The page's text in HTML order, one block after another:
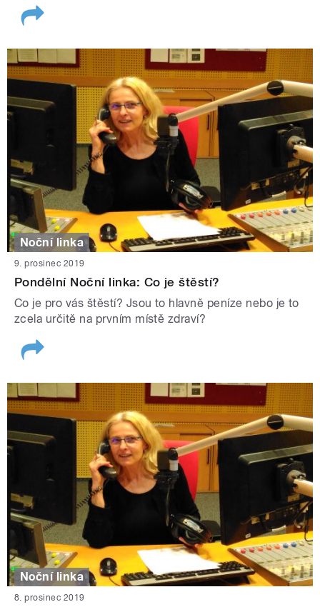
Noční linka
9. prosinec 2019
Pondělní Noční linka: Co je štěstí?
Co je pro vás štěstí? Jsou to hlavně peníze nebo je to
zcela určitě na prvním místě zdraví?
Noční linka
8. prosinec 2019